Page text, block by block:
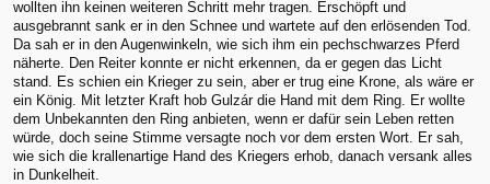
wollten ihn keinen weiteren Schritt mehr tragen. Erschöpft und
ausgebrannt sank er in den Schnee und wartete auf den erlösenden Tod.
Da sah er in den Augenwinkeln, wie sich ihm ein pechschwarzes Pferd
näherte. Den Reiter konnte er nicht erkennen, da er gegen das Licht
stand. Es schien ein Krieger zu sein, aber er trug eine Krone, als wäre er
ein König. Mit letzter Kraft hob Gulzár die Hand mit dem Ring. Er wollte
dem Unbekannten den Ring anbieten, wenn er dafür sein Leben retten
würde, doch seine Stimme versagte noch vor dem ersten Wort. Er sah,
wie sich die krallenartige Hand des Kriegers erhob, danach versank alles
in Dunkelheit.